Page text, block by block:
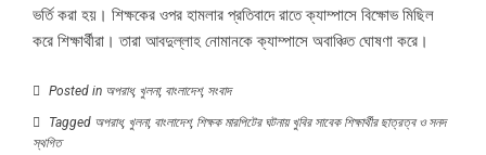
ভর্তি করা হয়। শিক্ষকের ওপর হামলার প্রতিবাদে রাতে ক্যাম্পাসে বিক্ষোভ মিছিল
করে শিক্ষার্থীরা। তারা আবদুল্লাহ নোমানকে ক্যাম্পাসে অবাঞ্চিত ঘোষণা করে।
Posted in অপরাধ, খুলনা, বাংলাদেশ, সংবাদ
Tagged অপরাধ, খুলনা, বাংলাদেশ, শিক্ষক মারপিটের ঘটনায় খুবির সাবেক শিক্ষার্থীর ছাত্রত্ব ও সনদ
স্থগিত